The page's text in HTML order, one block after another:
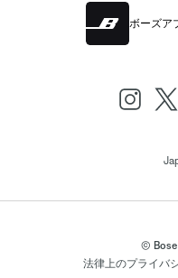
ボーズア
© Bose
法律上のプライバ